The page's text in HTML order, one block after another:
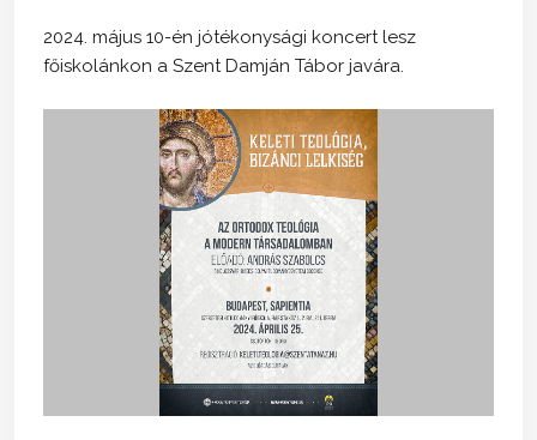
2024. május 10-én jótékonysági koncert lesz
főiskolánkon a Szent Damján Tábor javára.